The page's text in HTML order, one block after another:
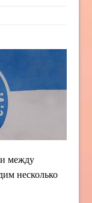
между
несколько